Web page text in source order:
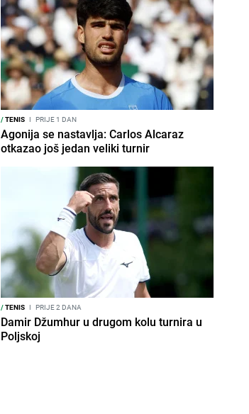
/TENIS I PRIJE 1 DAN
Agonija se nastavlja: Carlos Alcaraz
otkazao još jedan veliki turnir
/TENIS I PRIJE 2 DANA
Damir Džumhur u drugom kolu turnira u
Poljskoj